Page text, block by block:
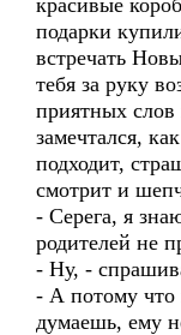
красивые
подарки
встречать
тебя за руку
приятных
замечтался,
подходит,
смотрит и
- Серега, я
родителей не
- Ну, -
- А потому
думаешь, ему